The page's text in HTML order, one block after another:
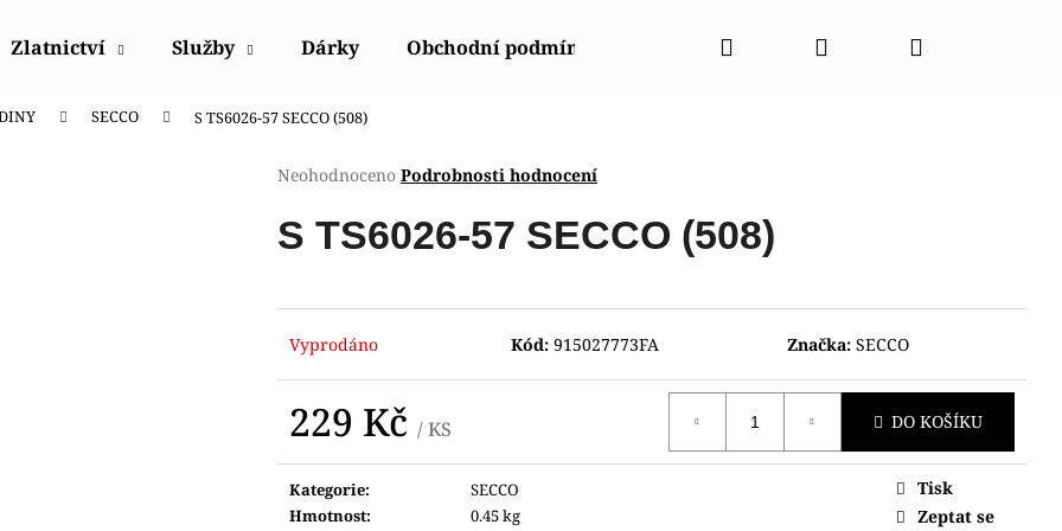
Zlatnictví Služby Dárky Obchodní podmínky Napište nám Kontakty
Hledat PřihlášeníNákupní
SECCO S TS6026-57 SECCO (508)
Průměrné
produktu
je
5
Neohodnoceno Podrobnosti hodnocení
S TS6026-57 SECCO (508)
Vyprodáno Kód: 915027773FA Značka:SECCO
229 Kč / KS DO KOŠÍKU
Kategorie:
SECCO
Hmotnost:
0.45 kg
Tisk
Zeptat se
Co potřebujete najít?
HLEDAT
HODINKY ORIENT RABA0002E30B